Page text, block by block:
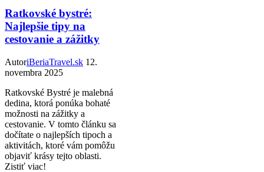
Ratkovské bystré:
Najlepšie tipy na
cestovanie a zážitky
AutoriBeriaTravel.sk 12.
novembra 2025
Ratkovské Bystré je malebná
dedina, ktorá ponúka bohaté
možnosti na zážitky a
cestovanie. V tomto článku sa
dočítate o najlepších tipoch a
aktivitách, ktoré vám pomôžu
objaviť krásy tejto oblasti.
Zistiť viac!